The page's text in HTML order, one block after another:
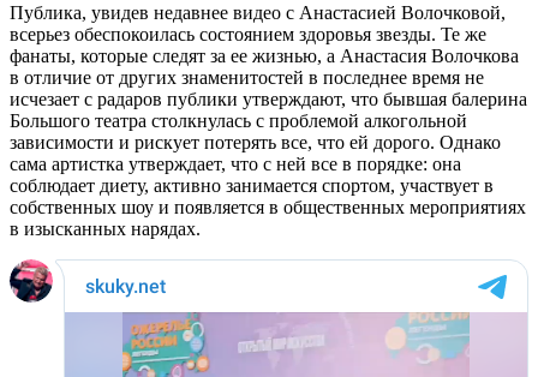
Публика, увидев недавнее видео с Анастасией Волочковой,
всерьез обеспокоилась состоянием здоровья звезды. Те же
фанаты, которые следят за ее жизнью, а Анастасия Волочкова
в отличие от других знаменитостей в последнее время не
исчезает с радаров публики утверждают, что бывшая балерина
Большого театра столкнулась с проблемой алкогольной
зависимости и рискует потерять все, что ей дорого. Однако
сама артистка утверждает, что с ней все в порядке: она
соблюдает диету, активно занимается спортом, участвует в
собственных шоу и появляется в общественных мероприятиях
в изысканных нарядах.